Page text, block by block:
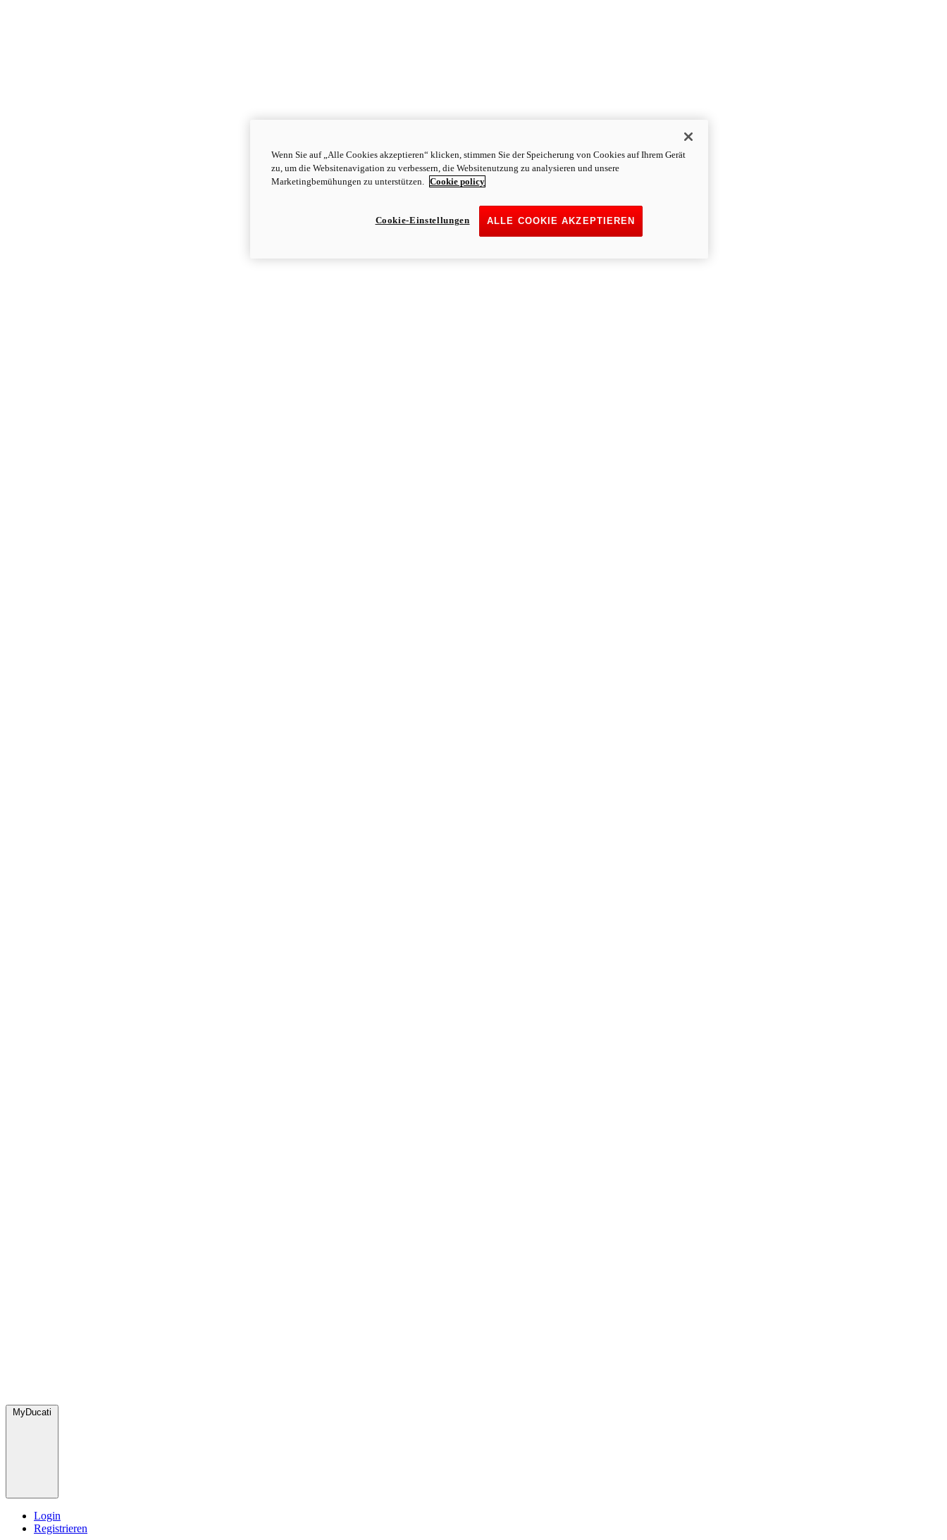
MyDucati
Login
Registrieren
Wenn Sie auf „Alle Cookies akzeptieren“ klicken, stimmen Sie der Speicherung von Cookies auf Ihrem Gerät
zu, um die Websitenavigation zu verbessern, die Websitenutzung zu analysieren und unsere
Marketingbemühungen zu unterstützen. Cookie policy
ALLE COOKIE AKZEPTIEREN
Cookie-Einstellungen